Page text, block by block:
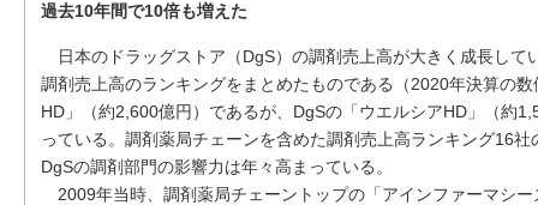
過去10年間で10倍も増えた
日本のドラッグストア（DgS）の調剤売上高が大きく成長して
調剤売上高のランキングをまとめたものである（2020年決算の
HD」（約2,600億円）であるが、DgSの「ウエルシアHD」（約
っている。調剤薬局チェーンを含めた調剤売上高ランキング16
DgSの調剤部門の影響力は年々高まっている。
2009年当時、調剤薬局チェーントップの「アインファーマシ